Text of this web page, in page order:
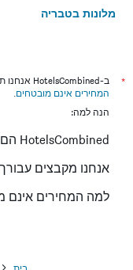
מלונות בטבריה
מלונות בבנגקוק
מלונות בלונדון
מלונות בפאפוס
מלונות בפאטונג
מלונות בלימסול
*
ב-HotelsCombined אנחנו תמיד מנסים לקבל ולהציג תמחור מדויק, עם זאת,
המחירים אינם מובטחים.
הנה למה:
HotelsCombined הם לא המוכר
אנחנו מקבצים
למה המחירים אינם